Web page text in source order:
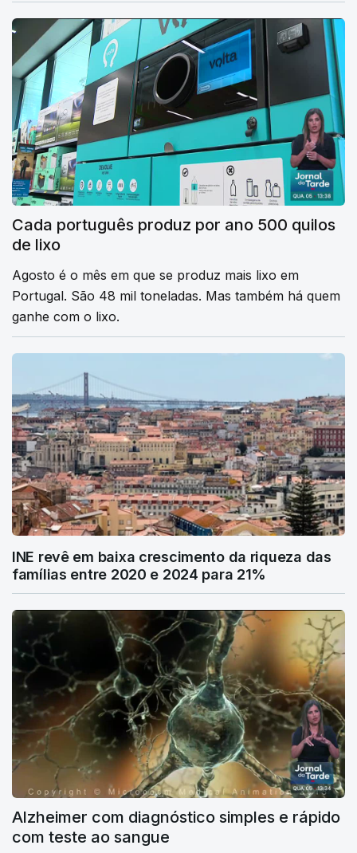
Cada português produz por ano 500 quilos
de lixo
Agosto é o mês em que se produz mais lixo em
Portugal. São 48 mil toneladas. Mas também há quem
ganhe com o lixo.
INE revê em baixa crescimento da riqueza das
famílias entre 2020 e 2024 para 21%
Alzheimer com diagnóstico simples e rápido
com teste ao sangue